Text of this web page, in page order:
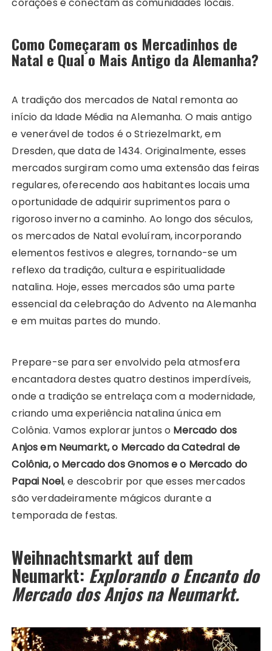
Como Começaram os Mercadinhos de
Natal e Qual o Mais Antigo da Alemanha?
A tradição dos mercados de Natal remonta ao
início da Idade Média na Alemanha. O mais antigo
e venerável de todos é o Striezelmarkt, em
Dresden, que data de 1434. Originalmente, esses
mercados surgiram como uma extensão das feiras
regulares, oferecendo aos habitantes locais uma
oportunidade de adquirir suprimentos para o
rigoroso inverno a caminho. Ao longo dos séculos,
os mercados de Natal evoluíram, incorporando
elementos festivos e alegres, tornando-se um
reflexo da tradição, cultura e espiritualidade
natalina. Hoje, esses mercados são uma parte
essencial da celebração do Advento na Alemanha
e em muitas partes do mundo.
Prepare-se para ser envolvido pela atmosfera
encantadora destes quatro destinos imperdíveis,
onde a tradição se entrelaça com a modernidade,
criando uma experiência natalina única em
Colônia. Vamos explorar juntos o Mercado dos
Anjos em Neumarkt, o Mercado da Catedral de
Colônia, o Mercado dos Gnomos e o Mercado do
Papai Noel, e descobrir por que esses mercados
são verdadeiramente mágicos durante a
temporada de festas.
Weihnachtsmarkt auf dem
Neumarkt: Explorando o Encanto do
Mercado dos Anjos na Neumarkt.